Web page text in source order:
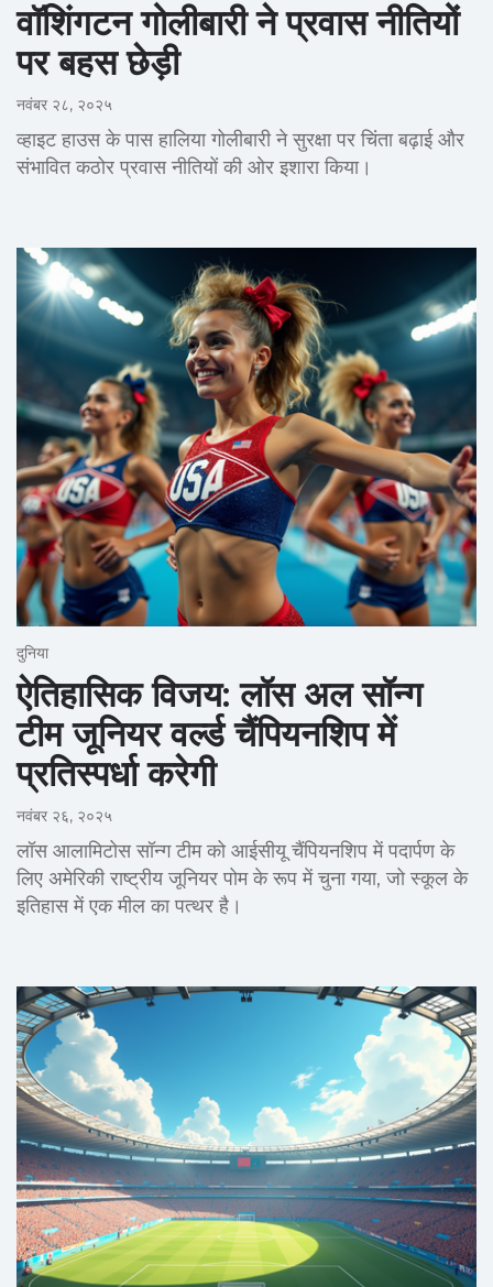
वॉशिंगटन गोलीबारी ने प्रवास नीतियों
पर बहस छेड़ी
नवंबर २८, २०२५
व्हाइट हाउस के पास हालिया गोलीबारी ने सुरक्षा पर चिंता बढ़ाई और
संभावित कठोर प्रवास नीतियों की ओर इशारा किया।
दुनिया
ऐतिहासिक विजय: लॉस अल सॉन्ग
टीम जूनियर वर्ल्ड चैंपियनशिप में
प्रतिस्पर्धा करेगी
नवंबर २६, २०२५
लॉस आलामिटोस सॉन्ग टीम को आईसीयू चैंपियनशिप में पदार्पण के
लिए अमेरिकी राष्ट्रीय जूनियर पोम के रूप में चुना गया, जो स्कूल के
इतिहास में एक मील का पत्थर है।